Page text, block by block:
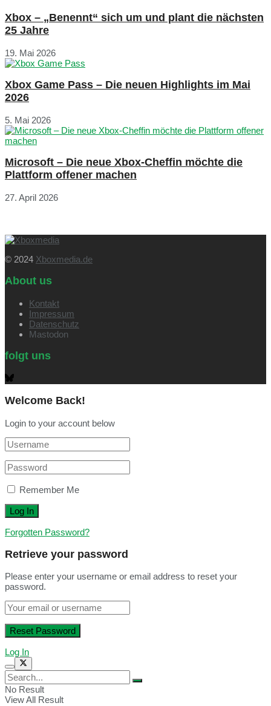
Xbox – „Benennt“ sich um und plant die nächsten
25 Jahre
19. Mai 2026
Xbox Game Pass – Die neuen Highlights im Mai
2026
5. Mai 2026
Microsoft – Die neue Xbox-Cheffin möchte die
Plattform offener machen
27. April 2026
© 2024 Xboxmedia.de
About us
Kontakt
Impressum
Datenschutz
Mastodon
folgt uns
Welcome Back!
Login to your account below
Remember Me
Forgotten Password?
Retrieve your password
Please enter your username or email address to reset your
password.
Log In
No Result
View All Result